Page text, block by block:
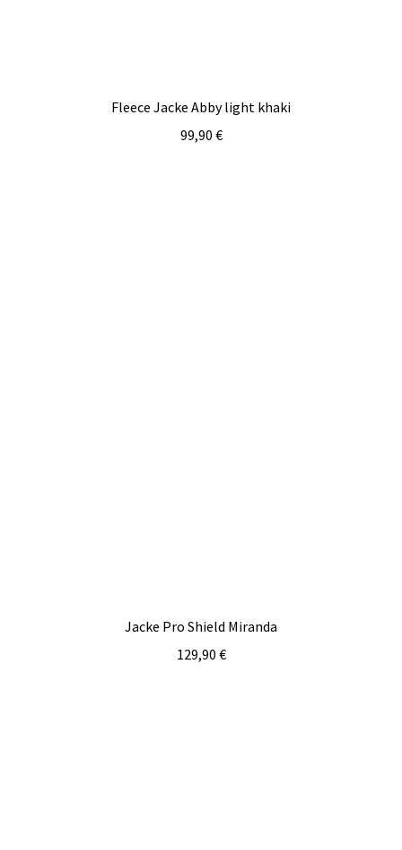
Fleece Jacke Abby light khaki
99,90 €
Jacke Pro Shield Miranda
129,90 €